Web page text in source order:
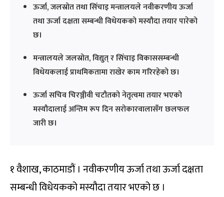
ऊर्जा, जलस्रोत तथा सिँचाइ मन्त्रालयले नवीकरणीय ऊर्जा
तथा ऊर्जा दक्षता सम्बन्धी विधेयकको मस्यौदा तयार पारेको
छ।
मन्त्रालयले जलस्रोत, विद्युत् र सिँचाइ विकाससम्बन्धी
विधेयकलाई प्राथमिकतामा राखेर काम गरिरहेको छ।
ऊर्जा सचिव चिरञ्जीवी चटौतको नेतृत्वमा तयार भएको
मस्यौदालाई अन्तिम रूप दिन सरोकारवालासँग छलफल
जारी छ।
१ वैशाख, काठमाडौं । नवीकरणीय ऊर्जा तथा ऊर्जा दक्षता
सम्बन्धी विधेयकको मस्यौदा तयार भएको छ ।